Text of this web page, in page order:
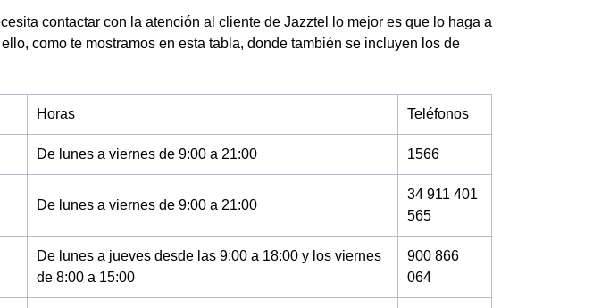
contactar con la atención al cliente de Jazztel lo mejor es que lo haga a
como te mostramos en esta tabla, donde también se incluyen los de
Horas Teléfonos
De lunes a viernes de 9:00 a 21:00 1566
De lunes a viernes de 9:00 a 21:00
34 911 401
565
De lunes a jueves desde las 9:00 a 18:00 y los viernes
de 8:00 a 15:00
900 866
064